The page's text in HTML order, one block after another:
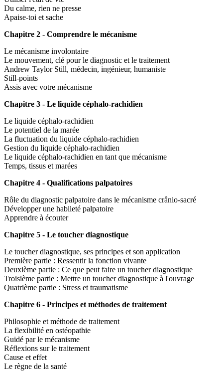
Du calme, rien ne presse
Apaise-toi et sache
Chapitre 2 - Comprendre le mécanisme
Le mécanisme involontaire
Le mouvement, clé pour le diagnostic et le traitement
Andrew Taylor Still, médecin, ingénieur, humaniste
Still-points
Assis avec votre mécanisme
Chapitre 3 - Le liquide céphalo-rachidien
Le liquide céphalo-rachidien
Le potentiel de la marée
La fluctuation du liquide céphalo-rachidien
Gestion du liquide céphalo-rachidien
Le liquide céphalo-rachidien en tant que mécanisme
Temps, tissus et marées
Chapitre 4 - Qualifications palpatoires
Rôle du diagnostic palpatoire dans le mécanisme crânio-sacré
Développer une habileté palpatoire
Apprendre à écouter
Chapitre 5 - Le toucher diagnostique
Le toucher diagnostique, ses principes et son application
Première partie : Ressentir la fonction vivante
Deuxième partie : Ce que peut faire un toucher diagnostique
Troisième partie : Mettre un toucher diagnostique à l'ouvrage
Quatrième partie : Stress et traumatisme
Chapitre 6 - Principes et méthodes de traitement
Philosophie et méthode de traitement
La flexibilité en ostéopathie
Guidé par le mécanisme
Réflexions sur le traitement
Cause et effet
Le règne de la santé